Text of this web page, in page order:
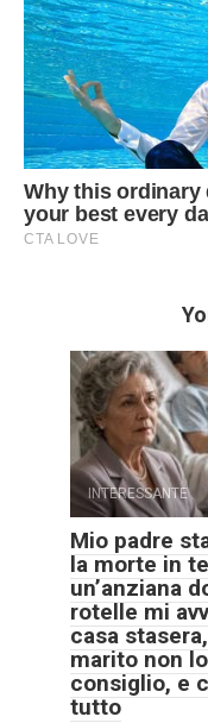
INTERESSANTE
Mio padre
la morte in
un’anziana
rotelle mi
casa
marito non
consiglio, e
tutto